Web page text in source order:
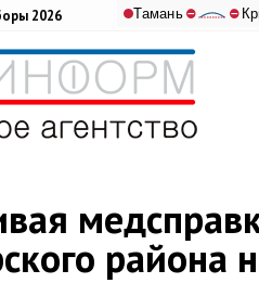
Тамань ⛔ ⛔
2026